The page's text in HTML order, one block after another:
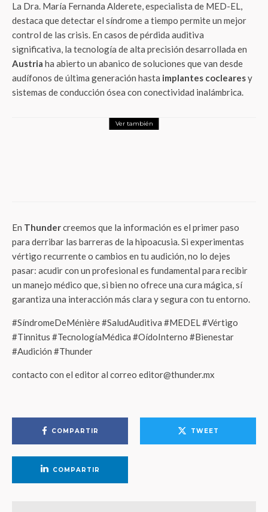
La Dra. María Fernanda Alderete, especialista de MED-EL,
destaca que detectar el síndrome a tiempo permite un mejor
control de las crisis. En casos de pérdida auditiva
significativa, la tecnología de alta precisión desarrollada en
Austria ha abierto un abanico de soluciones que van desde
audífonos de última generación hasta implantes coclearesy
sistemas de conducción ósea con conectividad inalámbrica.
Ver también
En Thundercreemos que la información es el primer paso
para derribar las barreras de la hipoacusia. Si experimentas
vértigo recurrente o cambios en tu audición, no lo dejes
pasar: acudir con un profesional es fundamental para recibir
un manejo médico que, si bien no ofrece una cura mágica, sí
garantiza una interacción más clara y segura con tu entorno.
#SíndromeDeMénière #SaludAuditiva #MEDEL #Vértigo
#Tinnitus #TecnologíaMédica #OídoInterno #Bienestar
#Audición #Thunder
contacto con el editor al correo editor@thunder.mx
COMPARTIR TWEET
COMPARTIR